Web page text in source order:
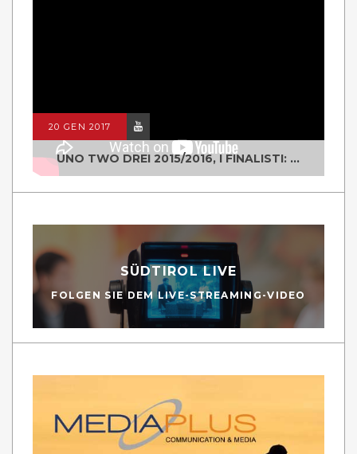
20 GEN 2017
UNO TWO DREI 2015/2016, I FINALISTI: CLASSE IV ALS ISTITUTO "DEGASPERI" BORGO VALSUGANA
SÜDTIROL LIVE
FOLGEN SIE DEM LIVE-STREAMING-VIDEO